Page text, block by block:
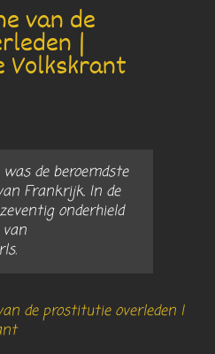
van de
|
Volkskrant
de beroemdste
Frankrijk. In de
onderhield
de prostitutie overleden |